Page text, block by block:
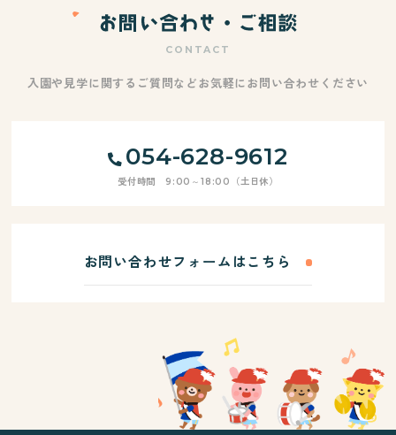
CONTACT
入園や見学に関するご質問などお気軽にお問い合わせください
054-628-9612
受付時間 9:00～18:00（土日休）
お問い合わせフォームはこちら